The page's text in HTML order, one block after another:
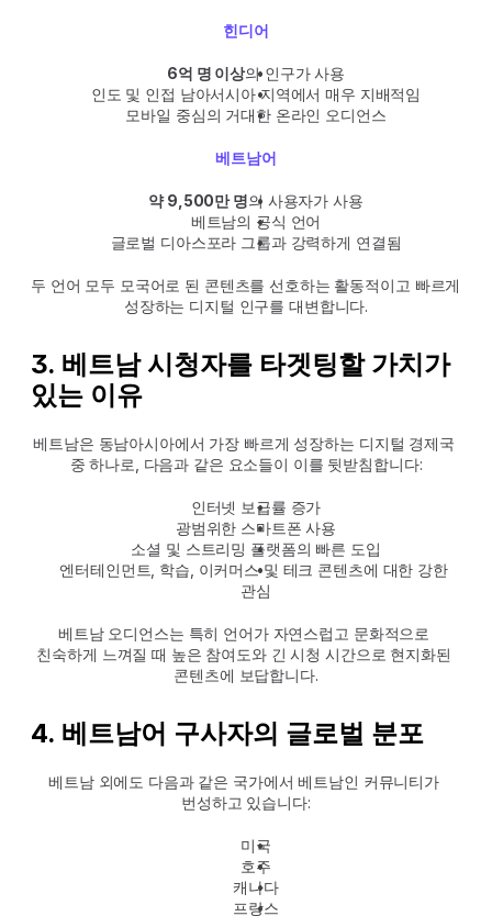
힌디어
6억 명 이상의 인구가 사용
인도 및 인접 남아서시아 지역에서 매우 지배적임
모바일 중심의 거대한 온라인 오디언스
베트남어
약 9,500만 명의 사용자가 사용
베트남의 공식 언어
글로벌 디아스포라 그룹과 강력하게 연결됨
두 언어 모두 모국어로 된 콘텐츠를 선호하는 활동적이고 빠르게
성장하는 디지털 인구를 대변합니다.
3. 베트남 시청자를 타겟팅할 가치가
있는 이유
베트남은 동남아시아에서 가장 빠르게 성장하는 디지털 경제국
중 하나로, 다음과 같은 요소들이 이를 뒷받침합니다:
인터넷 보급률 증가
광범위한 스마트폰 사용
소셜 및 스트리밍 플랫폼의 빠른 도입
엔터테인먼트, 학습, 이커머스 및 테크 콘텐츠에 대한 강한
관심
베트남 오디언스는 특히 언어가 자연스럽고 문화적으로
친숙하게 느껴질 때 높은 참여도와 긴 시청 시간으로 현지화된
콘텐츠에 보답합니다.
4. 베트남어 구사자의 글로벌 분포
베트남 외에도 다음과 같은 국가에서 베트남인 커뮤니티가
번성하고 있습니다:
미국
호주
캐나다
프랑스